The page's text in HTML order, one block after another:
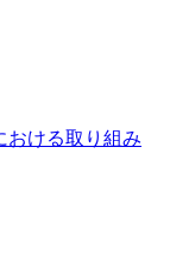
おける取り組み